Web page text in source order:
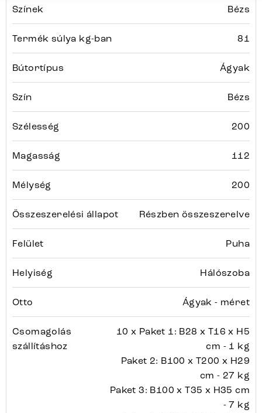
Színek Bézs
Termék súlya kg-ban 81
Bútortípus Ágyak
Szín Bézs
Szélesség 200
Magasság 112
Mélység 200
Összeszerelési állapot Részben összeszerelve
Felület Puha
Helyiség Hálószoba
Otto Ágyak - méret
Csomagolás
szállításhoz
10 x Paket 1: B28 x T16 x H5
cm - 1 kg
Paket 2: B100 x T200 x H29
cm - 27 kg
Paket 3: B100 x T35 x H35 cm
- 7 kg